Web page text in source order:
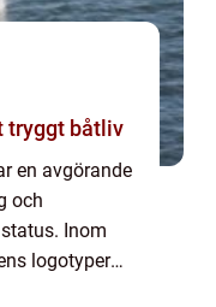
tryggt båtliv
en avgörande
och
Inom
logotyper